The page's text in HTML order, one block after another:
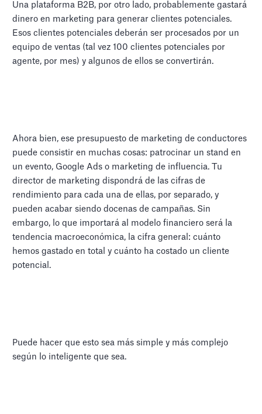
Una plataforma B2B, por otro lado, probablemente gastará
dinero en marketing para generar clientes potenciales.
Esos clientes potenciales deberán ser procesados por un
equipo de ventas (tal vez 100 clientes potenciales por
agente, por mes) y algunos de ellos se convertirán.
Ahora bien, ese presupuesto de marketing de conductores
puede consistir en muchas cosas: patrocinar un stand en
un evento, Google Ads o marketing de influencia. Tu
director de marketing dispondrá de las cifras de
rendimiento para cada una de ellas, por separado, y
pueden acabar siendo docenas de campañas. Sin
embargo, lo que importará al modelo financiero será la
tendencia macroeconómica, la cifra general: cuánto
hemos gastado en total y cuánto ha costado un cliente
potencial.
Puede hacer que esto sea más simple y más complejo
según lo inteligente que sea.